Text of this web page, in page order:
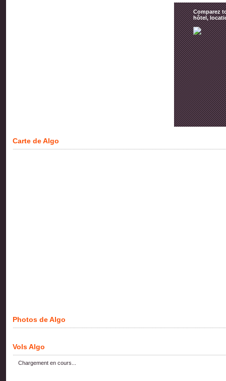
Comparez
hôtel,
Carte de Algo
Photos de Algo
Vols Algo
Chargement en cours...